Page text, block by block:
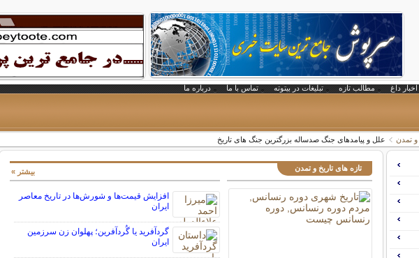
اخبار داغ مطالب تازه تبلیغات در بیتوته تماس با ما درباره ما
و تمدن علل و پیامدهای جنگ صدساله بزرگترین جنگ های تاریخ
تازه های تاریخ و تمدن
افزایش قیمت‌ها و شورش‌ها در تاریخ معاصر
ایران
گردآفرید یا گُردآفرین؛ پهلوان زن سرزمین
ایران
بیشتر »